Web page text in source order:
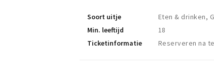
Soort uitje
Eten & drinken,
Min. leeftijd
18
Ticketinformatie
Reserveren na